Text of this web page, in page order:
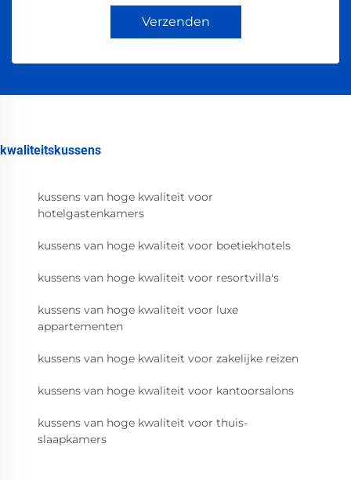
Verzenden
kwaliteitskussens
kussens van hoge kwaliteit voor
hotelgastenkamers
kussens van hoge kwaliteit voor boetiekhotels
kussens van hoge kwaliteit voor resortvilla's
kussens van hoge kwaliteit voor luxe
appartementen
kussens van hoge kwaliteit voor zakelijke reizen
kussens van hoge kwaliteit voor kantoorsalons
kussens van hoge kwaliteit voor thuis-
slaapkamers